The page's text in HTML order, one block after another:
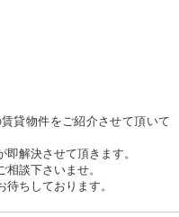
貸物件をご紹介させて頂いて
解決させて頂きます。
談下さいませ。
ちしております。